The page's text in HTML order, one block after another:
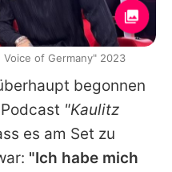
begonnen
"Kaulitz
es am Set zu
"Ich habe mich
Voice of Germany" 2023